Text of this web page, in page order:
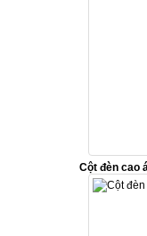
Cột đèn cao